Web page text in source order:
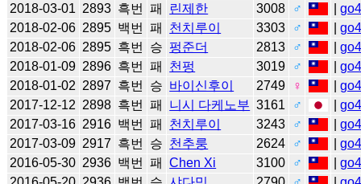
2018-03-01 2893 흑번 패 린제한 3008 ♂ |
2018-02-06 2895 백번 패 천치루이 3303 ♂ |
2018-02-06 2895 흑번 승 펑준더 2813 ♂ |
2018-01-09 2896 흑번 패 천펑 3019 ♂ |
2018-01-02 2897 흑번 승 바이신후이 2749 ♀ |
2017-12-12 2898 흑번 패 니시 다케노부 3161 ♂ |
2017-03-16 2916 백번 패 천치루이 3243 ♂ |
2017-03-09 2917 흑번 승 천추룽 2624 ♂ |
2016-05-30 2936 백번 패 Chen Xi 3100 ♂ |